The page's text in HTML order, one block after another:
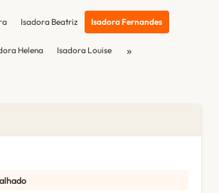
Isadora Beatriz Isadora Fernandes
Helena Isadora Louise »